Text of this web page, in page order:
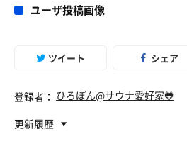
ユーザ投稿画像
ツイート シェア
登録者： ひろぽん@サウナ愛好家🐸
更新履歴